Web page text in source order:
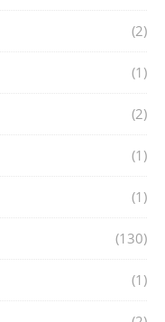
(2)
(1)
(2)
(1)
(1)
(130)
(1)